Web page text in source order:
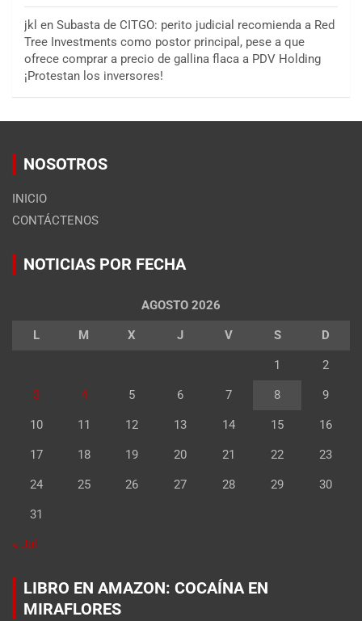
jkl en Subasta de CITGO: perito judicial recomienda a Red
Tree Investments como postor principal, pese a que
ofrece comprar a precio de gallina flaca a PDV Holding
¡Protestan los inversores!
NOSOTROS
INICIO
CONTÁCTENOS
NOTICIAS POR FECHA
AGOSTO 2026
L M X J V S D
1 2
3 4 5 6 7 8 9
10 11 12 13 14 15 16
17 18 19 20 21 22 23
24 25 26 27 28 29 30
31
« Jul
LIBRO EN AMAZON: COCAÍNA EN
MIRAFLORES